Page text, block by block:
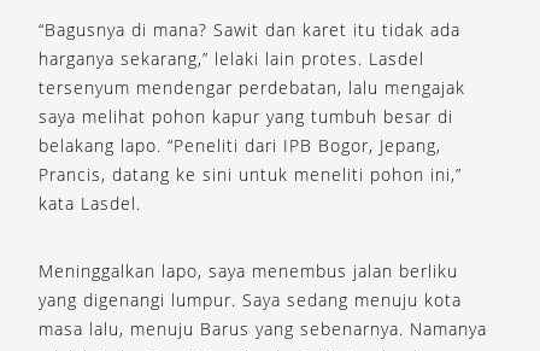
“Bagusnya di mana? Sawit dan karet itu tidak ada
harganya sekarang,” lelaki lain protes. Lasdel
tersenyum mendengar perdebatan, lalu mengajak
saya melihat pohon kapur yang tumbuh besar di
belakang lapo. “Peneliti dari IPB Bogor, Jepang,
Prancis, datang ke sini untuk meneliti pohon ini,”
kata Lasdel.
Meninggalkan lapo, saya menembus jalan berliku
yang digenangi lumpur. Saya sedang menuju kota
masa lalu, menuju Barus yang sebenarnya. Namanya